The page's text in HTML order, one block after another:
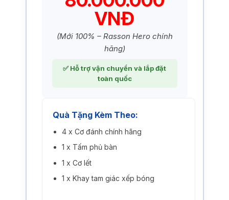
VNĐ
(Mới 100% – Rasson Hero chính
hãng)
✅ Hỗ trợ vận chuyển và lắp đặt
toàn quốc
Quà Tặng Kèm Theo:
4 x Cơ đánh chính hãng
1 x Tấm phủ bàn
1 x Cơ lết
1 x Khay tam giác xếp bóng